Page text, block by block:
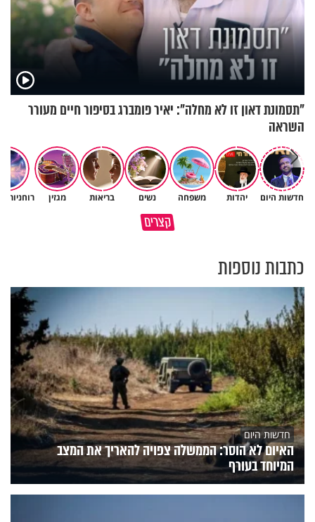
"תסמונת דאון זו לא מחלה": יאיר פומברג בסיפור חיים מעורר
השראה
חדשות היום יהדות משפחה נשים בריאות מגזין רוחניות
קצרים
תעצרו לפני שאתם מוציאים דיבה
כתבות נוספות
חדשות היום
האיום לא הוסר: הממשלה צפויה להאריך את המצב
המיוחד בעורף